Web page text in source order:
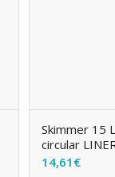
Skimmer 15
circular
14,61 €